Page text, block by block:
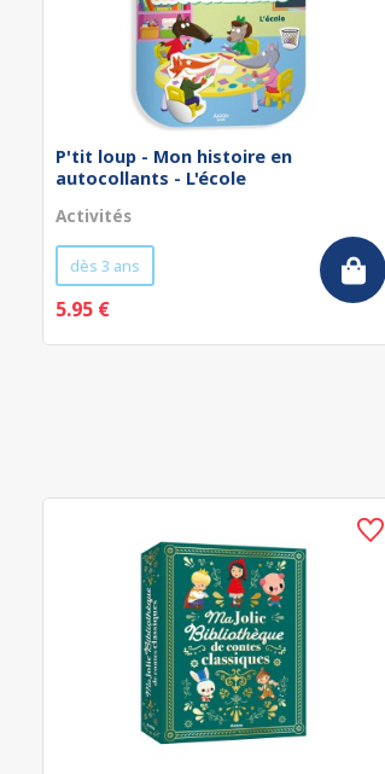
P'tit loup - Mon histoire en
autocollants - L'école
Activités
dès 3 ans
5.95 €